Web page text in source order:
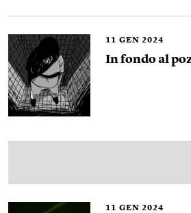
11 GEN 2024
In fondo al
11 GEN 2024